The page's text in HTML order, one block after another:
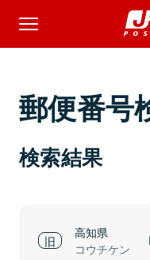
郵便番号
検索結果
高知県
コウチケン